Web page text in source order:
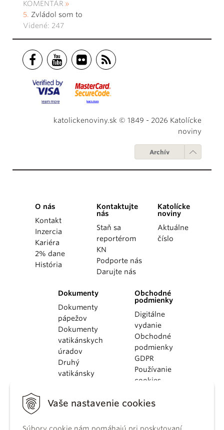
Vaše nastavenie cookies
KOMENTÁR
Zvládol som to
Videné: 247
katolickenoviny.sk © 1849 - 2026 Katolícke
noviny
Archív
O nás
Kontakt
Inzercia
Kariéra
2% dane
História
Kontaktujte
nás
Staň sa
reportérom
KN
Podporte nás
Darujte nás
Katolícke
noviny
Aktuálne
číslo
Dokumenty
Dokumenty
pápežov
Dokumenty
vatikánskych
úradov
Druhý
vatikánsky
KBS
Obchodné
podmienky
Digitálne
vydanie
Obchodné
podmienky
GDPR
Používanie
cookies